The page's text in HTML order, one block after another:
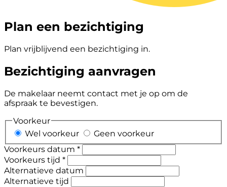
Plan een bezichtiging
Plan vrijblijvend een bezichtiging in.
Bezichtiging aanvragen
De makelaar neemt contact met je op om de
afspraak te bevestigen.
Voorkeur
Wel voorkeur
Geen voorkeur
Voorkeurs datum *
Voorkeurs tijd *
Alternatieve datum
Alternatieve tijd